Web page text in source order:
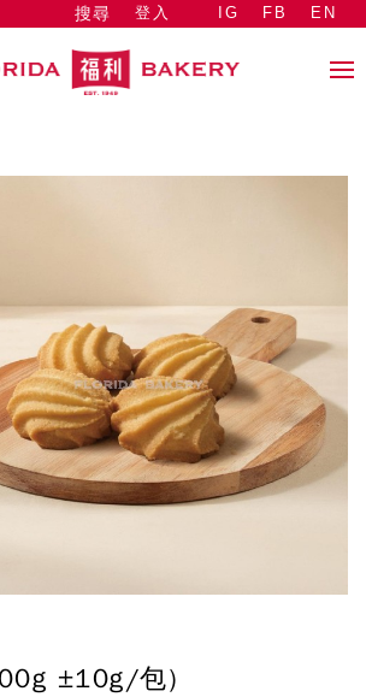
搜尋 登入 IG FB EN
±10g/包)